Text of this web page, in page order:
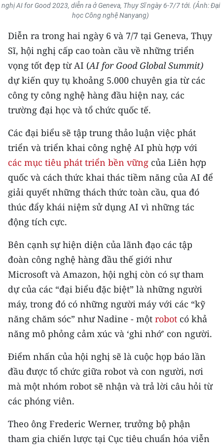
TRI THỨC CHUYÊN SÂU
54 DÂN TỘC VIỆT NAM
CHƯƠNG TRÌNH OCOP - MỖI XÃ
MỘT SẢN PHẨM
RADIO
MEDIA CENTER
E-Magazine
Video
Media Chính trị
Media Kinh tế
Media Xã hội
Media Pháp luật
Media Du lịch
Media Thế giới
Media Giáo dục
Media Y tế
Media Môi trường
nghị AI for Good 2023, diễn ra ở Geneva, Thụy Sĩ ngày 6-7/7 tới. (Ảnh: Đại
học Công nghệ Nanyang)
Diễn ra trong hai ngày 6 và 7/7 tại Geneva, Thụy
Sĩ, hội nghị cấp cao toàn cầu về những triển
vọng tốt đẹp từ AI (AI for Good Global Summit)
dự kiến quy tụ khoảng 5.000 chuyên gia từ các
công ty công nghệ hàng đầu hiện nay, các
trường đại học và tổ chức quốc tế.
Các đại biểu sẽ tập trung thảo luận việc phát
triển và triển khai công nghệ AI phù hợp với
các mục tiêu phát triển bền vững của Liên hợp
quốc và cách thức khai thác tiềm năng của AI để
giải quyết những thách thức toàn cầu, qua đó
thúc đẩy khái niệm sử dụng AI vì những tác
động tích cực.
Bên cạnh sự hiện diện của lãnh đạo các tập
đoàn công nghệ hàng đầu thế giới như
Microsoft và Amazon, hội nghị còn có sự tham
dự của các “đại biểu đặc biệt” là những người
máy, trong đó có những người máy với các “kỹ
năng chăm sóc” như Nadine - một robot có khả
năng mô phỏng cảm xúc và ‘ghi nhớ’ con người.
Điểm nhấn của hội nghị sẽ là cuộc họp báo lần
đầu được tổ chức giữa robot và con người, nơi
mà một nhóm robot sẽ nhận và trả lời câu hỏi từ
các phóng viên.
Theo ông Frederic Werner, trưởng bộ phận
tham gia chiến lược tại Cục tiêu chuẩn hóa viễn